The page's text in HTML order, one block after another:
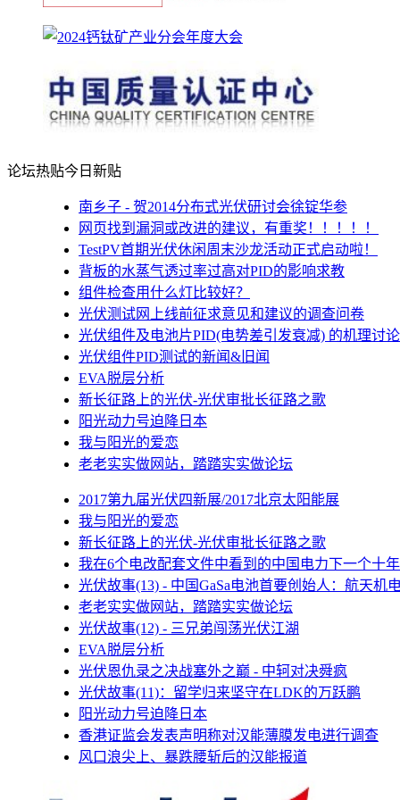
论坛热贴今日新贴
南乡子 - 贺2014分布式光伏研讨会徐锭华参
网页找到漏洞或改进的建议，有重奖！！！！！
TestPV首期光伏休闲周末沙龙活动正式启动啦！
背板的水蒸气透过率过高对PID的影响求教
组件检查用什么灯比较好？
光伏测试网上线前征求意见和建议的调查问卷
光伏组件及电池片PID(电势差引发衰减) 的机理讨论
光伏组件PID测试的新闻&旧闻
EVA脱层分析
新长征路上的光伏-光伏审批长征路之歌
阳光动力号迫降日本
我与阳光的爱恋
老老实实做网站，踏踏实实做论坛
2017第九届光伏四新展/2017北京太阳能展
我与阳光的爱恋
新长征路上的光伏-光伏审批长征路之歌
我在6个电改配套文件中看到的中国电力下一个十年
光伏故事(13) - 中国GaSa电池首要创始人：航天机
老老实实做网站，踏踏实实做论坛
光伏故事(12) - 三兄弟闯荡光伏江湖
EVA脱层分析
光伏恩仇录之决战塞外之巅 - 中轲对决舜疯
光伏故事(11)：留学归来坚守在LDK的万跃鹏
阳光动力号迫降日本
香港证监会发表声明称对汉能薄膜发电进行调查
风口浪尖上、暴跌腰斩后的汉能报道